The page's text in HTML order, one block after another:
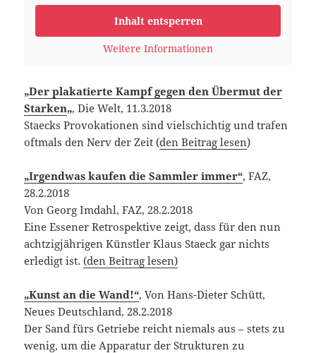
Inhalt entsperren
Weitere Informationen
„Der plakatierte Kampf gegen den Übermut der
Starken„, Die Welt, 11.3.2018
Staecks Provokationen sind vielschichtig und trafen
oftmals den Nerv der Zeit (den Beitrag lesen)
„Irgendwas kaufen die Sammler immer“, FAZ,
28.2.2018
Von Georg Imdahl, FAZ, 28.2.2018
Eine Essener Retrospektive zeigt, dass für den nun
achtzigjährigen Künstler Klaus Staeck gar nichts
erledigt ist.(den Beitrag lesen)
„Kunst an die Wand!“, Von Hans-Dieter Schütt,
Neues Deutschland, 28.2.2018
Der Sand fürs Getriebe reicht niemals aus – stets zu
wenig, um die Apparatur der Strukturen zu